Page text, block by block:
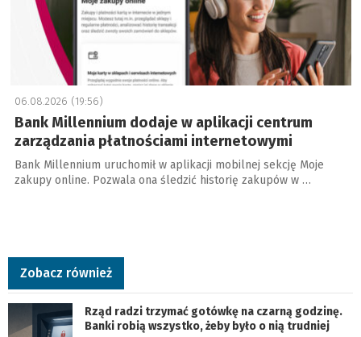
06.08.2026 (19:56)
Bank Millennium dodaje w aplikacji centrum
zarządzania płatnościami internetowymi
Bank Millennium uruchomił w aplikacji mobilnej sekcję Moje
zakupy online. Pozwala ona śledzić historię zakupów w …
Zobacz również
Rząd radzi trzymać gotówkę na czarną godzinę.
Banki robią wszystko, żeby było o nią trudniej